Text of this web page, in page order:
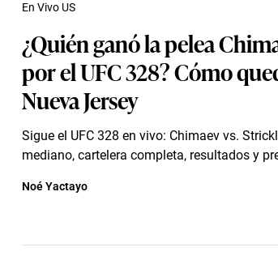
¿Quién ganó la pelea
por el UFC 328? Cómo
Nueva Jersey
Sigue el UFC 328 en vivo: Chimaev vs.
mediano, cartelera completa, resultados y
En Vivo US
Noé Yactayo